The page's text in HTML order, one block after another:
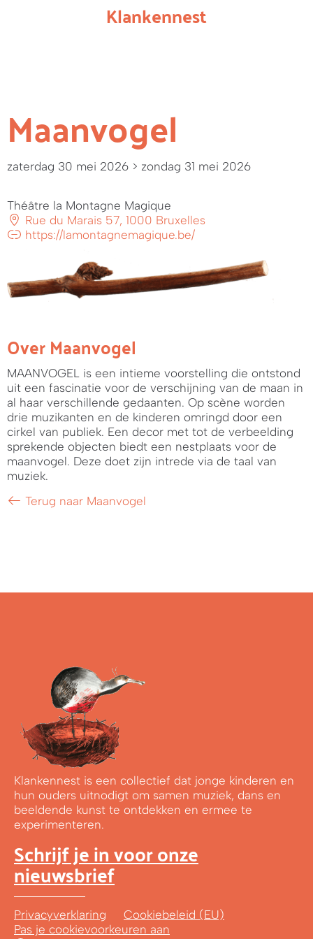
Klankennest
Maanvogel
zaterdag 30 mei 2026 > zondag 31 mei 2026
Théâtre la Montagne Magique
Rue du Marais 57, 1000 Bruxelles
https://lamontagnemagique.be/
Over Maanvogel
MAANVOGEL is een intieme voorstelling die ontstond
uit een fascinatie voor de verschijning van de maan in
al haar verschillende gedaanten. Op scène worden
drie muzikanten en de kinderen omringd door een
cirkel van publiek. Een decor met tot de verbeelding
sprekende objecten biedt een nestplaats voor de
maanvogel. Deze doet zijn intrede via de taal van
muziek.
Terug naar Maanvogel
Klankennest is een collectief dat jonge kinderen en
hun ouders uitnodigt om samen muziek, dans en
beeldende kunst te ontdekken en ermee te
experimenteren.
Schrijf je in voor onze
nieuwsbrief
Privacyverklaring
Cookiebeleid (EU)
Pas je cookievoorkeuren aan